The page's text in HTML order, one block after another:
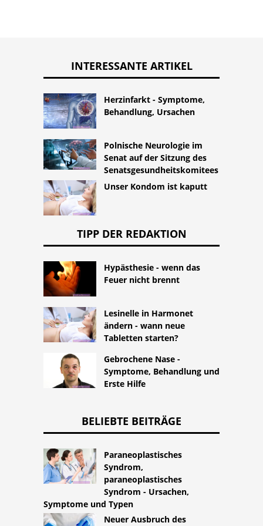
INTERESSANTE ARTIKEL
Herzinfarkt - Symptome,
Behandlung, Ursachen
Polnische Neurologie im
Senat auf der Sitzung des
Senatsgesundheitskomitees
Unser Kondom ist kaputt
TIPP DER REDAKTION
Hypästhesie - wenn das
Feuer nicht brennt
Lesinelle in Harmonet
ändern - wann neue
Tabletten starten?
Gebrochene Nase -
Symptome, Behandlung und
Erste Hilfe
BELIEBTE BEITRÄGE
Paraneoplastisches
Syndrom,
paraneoplastisches
Syndrom - Ursachen,
Symptome und Typen
Neuer Ausbruch des